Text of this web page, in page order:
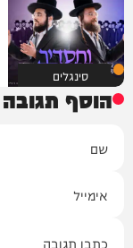
סינגלים
הוסף